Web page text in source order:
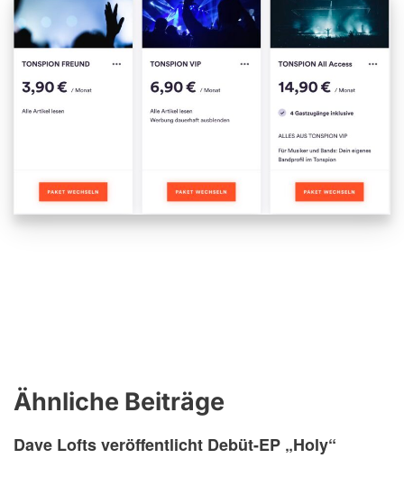
Ähnliche Beiträge
Dave Lofts veröffentlicht Debüt-EP „Holy“